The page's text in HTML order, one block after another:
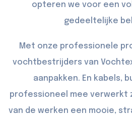
opteren we voor een
gedeeltelijke
Met onze professionele
vochtbestrijders van
aanpakken. En kabels,
professioneel mee verwerkt
van de werken een mooie,